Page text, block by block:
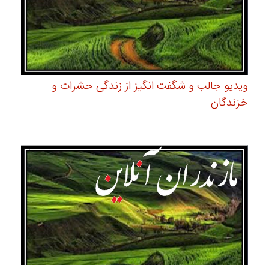
ویدیو جالب و شگفت انگیز از زندگی حشرات و
خزندگان